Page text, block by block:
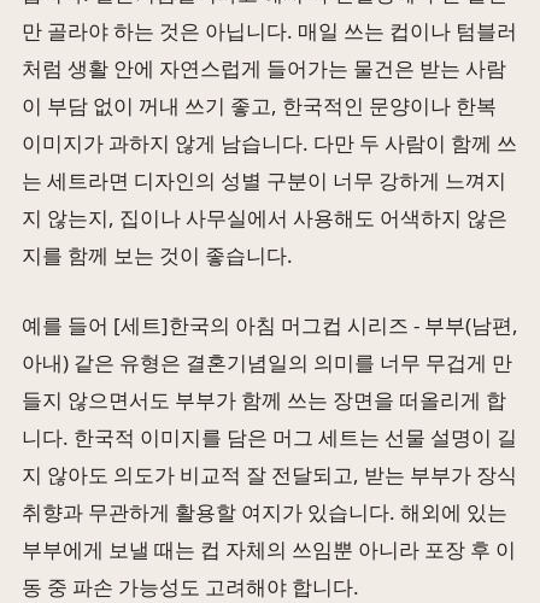
만 골라야 하는 것은 아닙니다. 매일 쓰는 컵이나 텀블러
처럼 생활 안에 자연스럽게 들어가는 물건은 받는 사람
이 부담 없이 꺼내 쓰기 좋고, 한국적인 문양이나 한복
이미지가 과하지 않게 남습니다. 다만 두 사람이 함께 쓰
는 세트라면 디자인의 성별 구분이 너무 강하게 느껴지
지 않는지, 집이나 사무실에서 사용해도 어색하지 않은
지를 함께 보는 것이 좋습니다.
예를 들어 [세트]한국의 아침 머그컵 시리즈 - 부부(남편,
아내) 같은 유형은 결혼기념일의 의미를 너무 무겁게 만
들지 않으면서도 부부가 함께 쓰는 장면을 떠올리게 합
니다. 한국적 이미지를 담은 머그 세트는 선물 설명이 길
지 않아도 의도가 비교적 잘 전달되고, 받는 부부가 장식
취향과 무관하게 활용할 여지가 있습니다. 해외에 있는
부부에게 보낼 때는 컵 자체의 쓰임뿐 아니라 포장 후 이
동 중 파손 가능성도 고려해야 합니다.